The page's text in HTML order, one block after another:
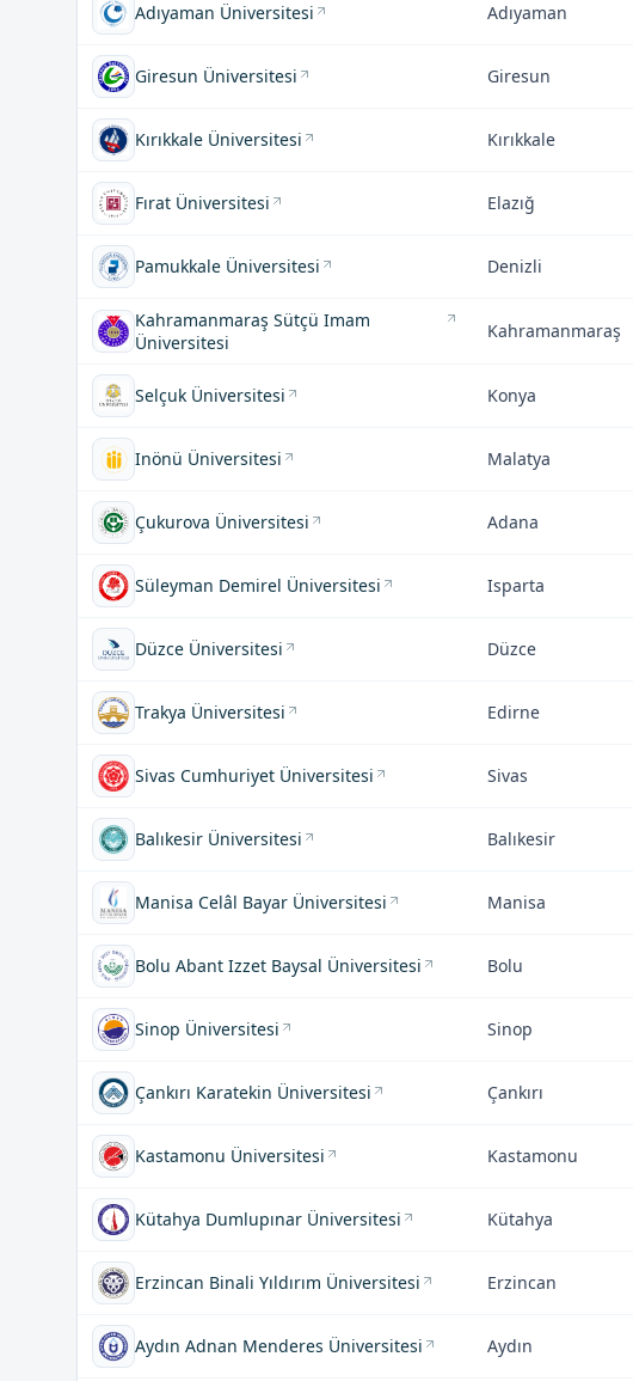
Adıyaman Üniversitesi Adıyaman
Giresun Üniversitesi Giresun
Kırıkkale Üniversitesi Kırıkkale
Fırat Üniversitesi Elazığ
Pamukkale Üniversitesi Denizli
Kahramanmaraş Sütçü Imam
Üniversitesi
Kahramanmaraş
Selçuk Üniversitesi Konya
Inönü Üniversitesi Malatya
Çukurova Üniversitesi Adana
Süleyman Demirel Üniversitesi Isparta
Düzce Üniversitesi Düzce
Trakya Üniversitesi Edirne
Sivas Cumhuriyet Üniversitesi Sivas
Balıkesir Üniversitesi Balıkesir
Manisa Celâl Bayar Üniversitesi Manisa
Bolu Abant Izzet Baysal Üniversitesi Bolu
Sinop Üniversitesi Sinop
Çankırı Karatekin Üniversitesi Çankırı
Kastamonu Üniversitesi Kastamonu
Kütahya Dumlupınar Üniversitesi Kütahya
Erzincan Binali Yıldırım Üniversitesi Erzincan
Aydın Adnan Menderes Üniversitesi Aydın